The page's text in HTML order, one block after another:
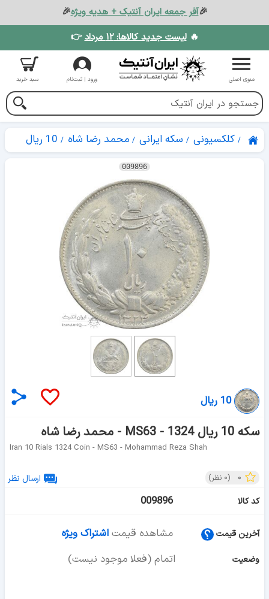
🎉آفر جمعه ایران آنتیک + هدیه ویژه🎉
🔥لیست جدید کالاها: ۱۲ مرداد 👉
منوی اصلی ورود | ثبت‌نام سبد خرید
کلکسیونی سکه ایرانی محمد رضا شاه 10 ریال
009896
10 ریال
سکه 10 ریال 1324 - MS63 - محمد رضا شاه
Iran 10 Rials 1324 Coin - MS63 - Mohammad Reza Shah
۰ (۰ نظر)
ارسال نظر
کد کالا
009896
آخرین قیمت مشاهده قیمت اشتراک ویژه
وضعیت اتمام (فعلا موجود نیست)